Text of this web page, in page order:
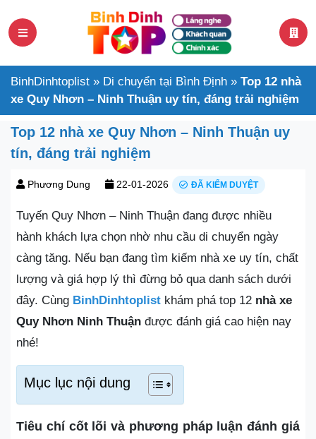
BinhDinhtoplist » Di chuyển tại Bình Định » Top 12 nhà
xe Quy Nhơn – Ninh Thuận uy tín, đáng trải nghiệm
Top 12 nhà xe Quy Nhơn – Ninh Thuận uy
tín, đáng trải nghiệm
Phương Dung 22-01-2026 ĐÃ KIỂM DUYỆT
Tuyến Quy Nhơn – Ninh Thuận đang được nhiều
hành khách lựa chọn nhờ nhu cầu di chuyển ngày
càng tăng. Nếu bạn đang tìm kiếm nhà xe uy tín, chất
lượng và giá hợp lý thì đừng bỏ qua danh sách dưới
đây. Cùng BinhDinhtoplist khám phá top 12 nhà xe
Quy Nhơn Ninh Thuận được đánh giá cao hiện nay
nhé!
Mục lục nội dung
Tiêu chí cốt lõi và phương pháp luận đánh giá